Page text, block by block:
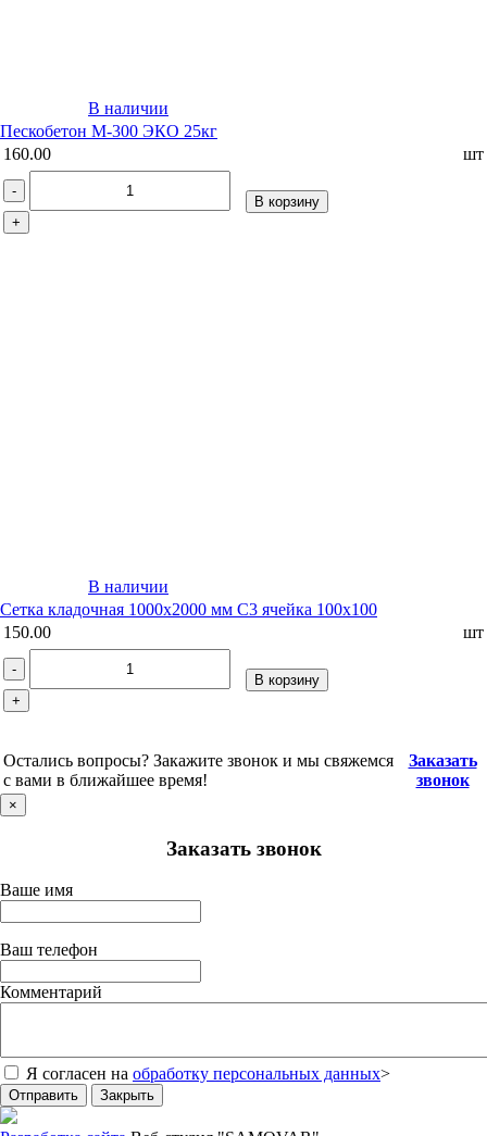
В наличии
Пескобетон М-300 ЭКО 25кг
160.00
шт
-
+
В корзину
В наличии
Сетка кладочная 1000х2000 мм С3 ячейка 100х100
150.00
шт
-
+
В корзину
Остались вопросы? Закажите звонок и мы свяжемся
с вами в ближайшее время!
Заказать
звонок
×
Заказать звонок
Ваше имя
Ваш телефон
Комментарий
Я согласен на обработку персональных данных>
Отправить Закрыть